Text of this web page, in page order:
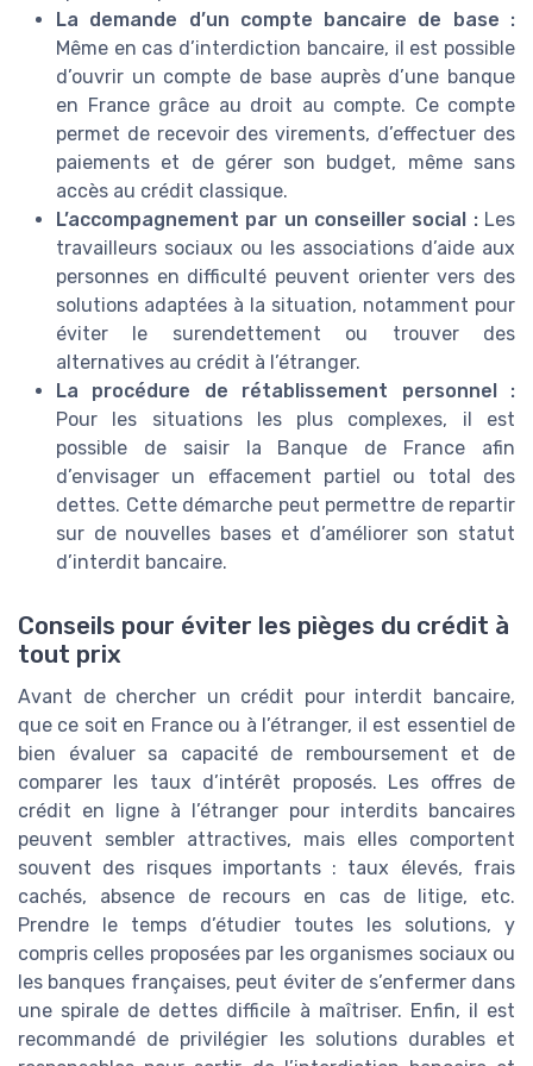
La demande d’un compte bancaire de base :
Même en cas d’interdiction bancaire, il est possible
d’ouvrir un compte de base auprès d’une banque
en France grâce au droit au compte. Ce compte
permet de recevoir des virements, d’effectuer des
paiements et de gérer son budget, même sans
accès au crédit classique.
L’accompagnement par un conseiller social :Les
travailleurs sociaux ou les associations d’aide aux
personnes en difficulté peuvent orienter vers des
solutions adaptées à la situation, notamment pour
éviter le surendettement ou trouver des
alternatives au crédit à l’étranger.
La procédure de rétablissement personnel :
Pour les situations les plus complexes, il est
possible de saisir la Banque de France afin
d’envisager un effacement partiel ou total des
dettes. Cette démarche peut permettre de repartir
sur de nouvelles bases et d’améliorer son statut
d’interdit bancaire.
Conseils pour éviter les pièges du crédit à
tout prix
Avant de chercher un crédit pour interdit bancaire,
que ce soit en France ou à l’étranger, il est essentiel de
bien évaluer sa capacité de remboursement et de
comparer les taux d’intérêt proposés. Les offres de
crédit en ligne à l’étranger pour interdits bancaires
peuvent sembler attractives, mais elles comportent
souvent des risques importants : taux élevés, frais
cachés, absence de recours en cas de litige, etc.
Prendre le temps d’étudier toutes les solutions, y
compris celles proposées par les organismes sociaux ou
les banques françaises, peut éviter de s’enfermer dans
une spirale de dettes difficile à maîtriser. Enfin, il est
recommandé de privilégier les solutions durables et